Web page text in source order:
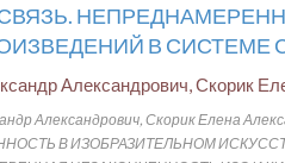
В СИСТЕМЕ
Александрович, Скорик
Александрович, Скорик Елена
В ИЗОБРАЗИТЕЛЬНОМ